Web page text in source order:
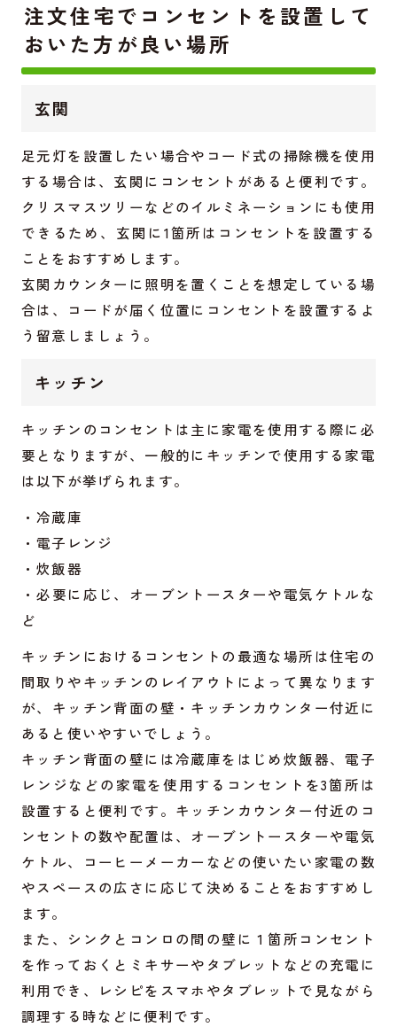
注文住宅でコンセントを設置して
おいた方が良い場所
玄関
足元灯を設置したい場合やコード式の掃除機を使用
する場合は、玄関にコンセントがあると便利です。
クリスマスツリーなどのイルミネーションにも使用
できるため、玄関に1箇所はコンセントを設置する
ことをおすすめします。
玄関カウンターに照明を置くことを想定している場
合は、コードが届く位置にコンセントを設置するよ
う留意しましょう。
キッチン
キッチンのコンセントは主に家電を使用する際に必
要となりますが、一般的にキッチンで使用する家電
は以下が挙げられます。
・冷蔵庫
・電子レンジ
・炊飯器
・必要に応じ、オーブントースターや電気ケトルな
ど
キッチンにおけるコンセントの最適な場所は住宅の
間取りやキッチンのレイアウトによって異なります
が、キッチン背面の壁・キッチンカウンター付近に
あると使いやすいでしょう。
キッチン背面の壁には冷蔵庫をはじめ炊飯器、電子
レンジなどの家電を使用するコンセントを3箇所は
設置すると便利です。キッチンカウンター付近のコ
ンセントの数や配置は、オーブントースターや電気
ケトル、コーヒーメーカーなどの使いたい家電の数
やスペースの広さに応じて決めることをおすすめし
ます。
また、シンクとコンロの間の壁に１箇所コンセント
を作っておくとミキサーやタブレットなどの充電に
利用でき、レシピをスマホやタブレットで見ながら
調理する時などに便利です。